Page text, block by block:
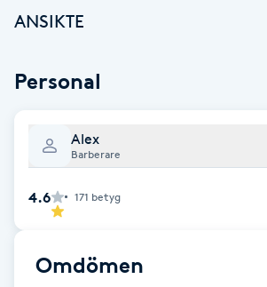
Dermapen
Diamantslipning
E
Enzympeeling
ANSIKTE
Personal
Alex
Barberare
4.6 171 betyg
Omdömen